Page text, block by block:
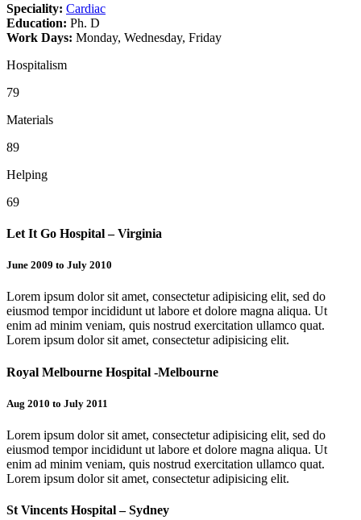
Speciality: Cardiac
Education: Ph. D
Work Days: Monday, Wednesday, Friday
Hospitalism
79
Materials
89
Helping
69
Let It Go Hospital – Virginia
June 2009 to July 2010
Lorem ipsum dolor sit amet, consectetur adipisicing elit, sed do
eiusmod tempor incididunt ut labore et dolore magna aliqua. Ut
enim ad minim veniam, quis nostrud exercitation ullamco quat.
Lorem ipsum dolor sit amet, consectetur adipisicing elit.
Royal Melbourne Hospital -Melbourne
Aug 2010 to July 2011
Lorem ipsum dolor sit amet, consectetur adipisicing elit, sed do
eiusmod tempor incididunt ut labore et dolore magna aliqua. Ut
enim ad minim veniam, quis nostrud exercitation ullamco quat.
Lorem ipsum dolor sit amet, consectetur adipisicing elit.
St Vincents Hospital – Sydney